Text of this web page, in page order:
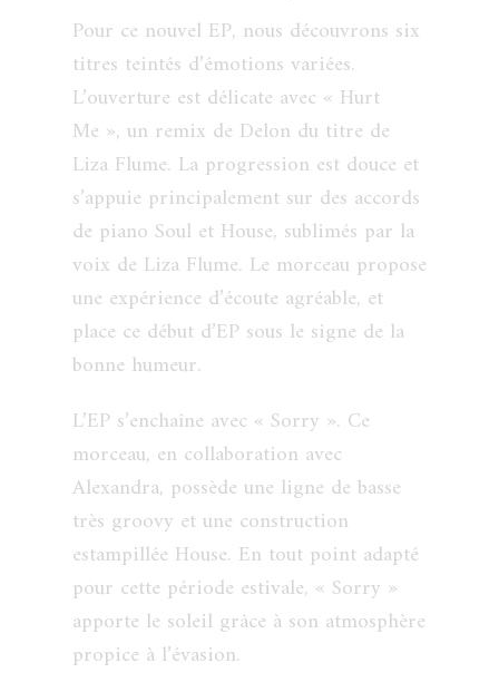
Pour ce nouvel EP, nous découvrons six
titres teintés d’émotions variées.
L’ouverture est délicate avec « Hurt
Me », un remix de Delon du titre de
Liza Flume. La progression est douce et
s’appuie principalement sur des accords
de piano Soul et House, sublimés par la
voix de Liza Flume. Le morceau propose
une expérience d’écoute agréable, et
place ce début d’EP sous le signe de la
bonne humeur.
L’EP s’enchaîne avec « Sorry ». Ce
morceau, en collaboration avec
Alexandra, possède une ligne de basse
très groovy et une construction
estampillée House. En tout point adapté
pour cette période estivale, « Sorry »
apporte le soleil grâce à son atmosphère
propice à l’évasion.